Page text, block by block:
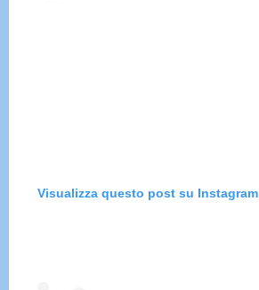
Visualizza questo post su Instagram